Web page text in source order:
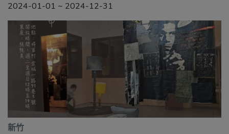
2024-01-01 ~ 2024-12-31
新竹